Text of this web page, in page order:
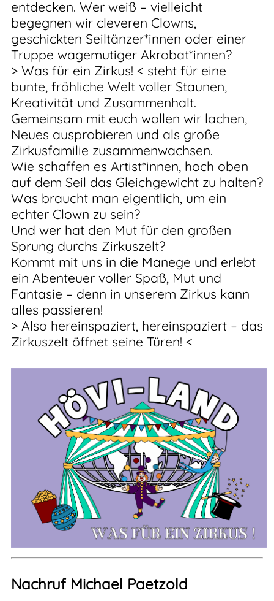
entdecken. Wer weiß – vielleicht
begegnen wir cleveren Clowns,
geschickten Seiltänzer*innen oder einer
Truppe wagemutiger Akrobat*innen?
> Was für ein Zirkus! < steht für eine
bunte, fröhliche Welt voller Staunen,
Kreativität und Zusammenhalt.
Gemeinsam mit euch wollen wir lachen,
Neues ausprobieren und als große
Zirkusfamilie zusammenwachsen.
Wie schaffen es Artist*innen, hoch oben
auf dem Seil das Gleichgewicht zu halten?
Was braucht man eigentlich, um ein
echter Clown zu sein?
Und wer hat den Mut für den großen
Sprung durchs Zirkuszelt?
Kommt mit uns in die Manege und erlebt
ein Abenteuer voller Spaß, Mut und
Fantasie – denn in unserem Zirkus kann
alles passieren!
> Also hereinspaziert, hereinspaziert – das
Zirkuszelt öffnet seine Türen! <
Nachruf Michael Paetzold